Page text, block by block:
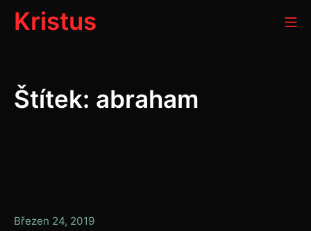
Přeskočit
Kristus
Štítek: abraham
Březen 24, 2019